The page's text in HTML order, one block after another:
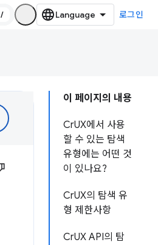
/ 로그인
이 페이지의 내용
CrUX에서 사용
할 수 있는 탐색
유형에는 어떤 것
이 있나요?
CrUX의 탐색 유
형 제한사항
CrUX API의 탐